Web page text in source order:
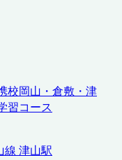
校岡山・倉敷・津
習コース
線 津山駅